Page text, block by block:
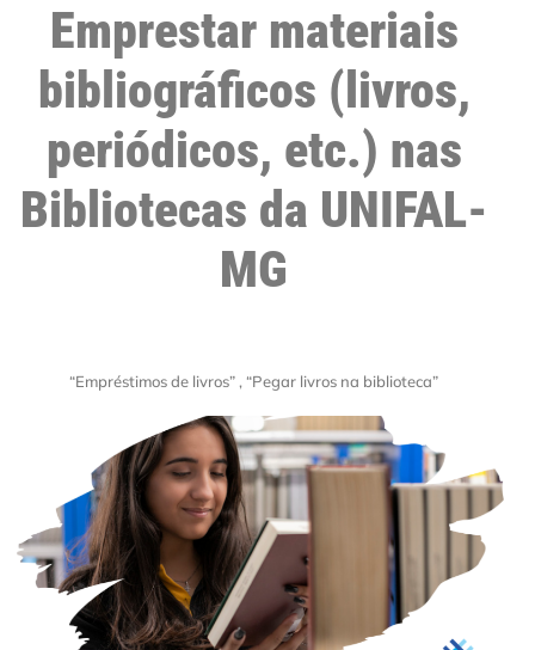
Emprestar materiais
bibliográficos (livros,
periódicos, etc.) nas
Bibliotecas da UNIFAL-
MG
“Empréstimos de livros” , “Pegar livros na biblioteca”